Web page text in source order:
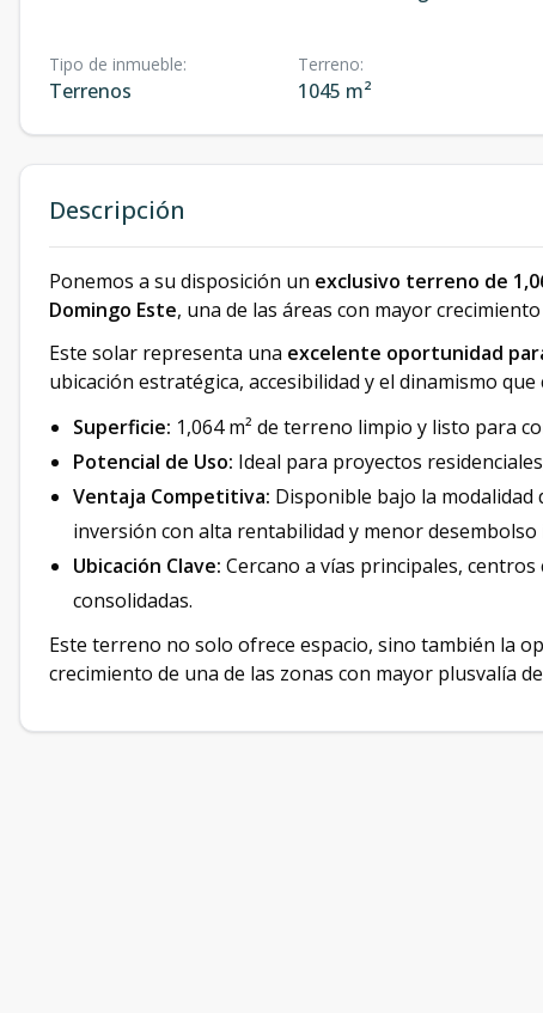
Tipo de inmueble:
Terrenos
Terreno:
1045 m²
Descripción
Ponemos a su disposición un exclusivo terreno de
Domingo Este, una de las áreas con mayor
Este solar representa una excelente oportunidad
ubicación estratégica, accesibilidad y el dinamismo que
Superficie: 1,064 m² de terreno limpio y listo para
Potencial de Uso: Ideal para proyectos
Ventaja Competitiva: Disponible bajo la modalidad
inversión con alta rentabilidad y menor desembolso
Ubicación Clave: Cercano a vías principales,
consolidadas.
Este terreno no solo ofrece espacio, sino también la
crecimiento de una de las zonas con mayor plusvalía